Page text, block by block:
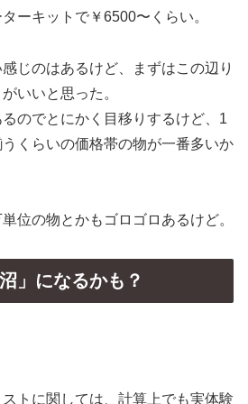
ーキットで￥6500〜くらい。
じのはあるけど、まずはこの辺り
いいと思った。
のでとにかく目移りするけど、1
くらいの価格帯の物が一番多いか
位の物とかもゴロゴロあるけど。
」になるかも？
トに関しては、計算上でも実体験